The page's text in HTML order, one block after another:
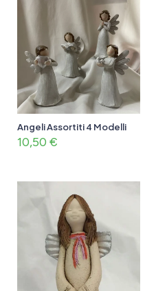
Angeli Assortiti 4 Modelli
10,50 €